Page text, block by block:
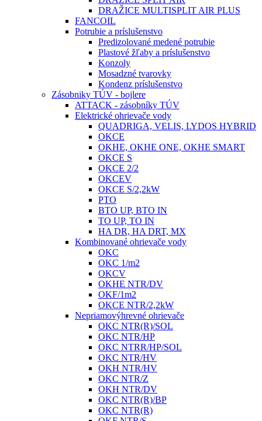
DRAŽICE MULTISPLIT AIR PLUS
FANCOIL
Potrubie a príslušenstvo
Predizolované medené potrubie
Plastové žľaby a príslušenstvo
Konzoly
Mosadzné tvarovky
Kondenz príslušenstvo
Zásobniky TÚV - bojlere
ATTACK - zásobníky TÚV
Elektrické ohrievače vody
QUADRIGA, VELIS, LYDOS HYBRID
OKCE
OKHE, OKHE ONE, OKHE SMART
OKCE S
OKCE 2/2
OKCEV
OKCE S/2,2kW
PTO
BTO UP, BTO IN
TO UP, TO IN
HA DR, HA DRT, MX
Kombinované ohrievače vody
OKC
OKC 1/m2
OKCV
OKHE NTR/DV
OKF/1m2
OKCE NTR/2,2kW
Nepriamovýhrevné ohrievače
OKC NTR(R)/SOL
OKC NTR/HP
OKC NTRR/HP/SOL
OKC NTR/HV
OKH NTR/HV
OKC NTR/Z
OKH NTR/DV
OKC NTR(R)/BP
OKC NTR(R)